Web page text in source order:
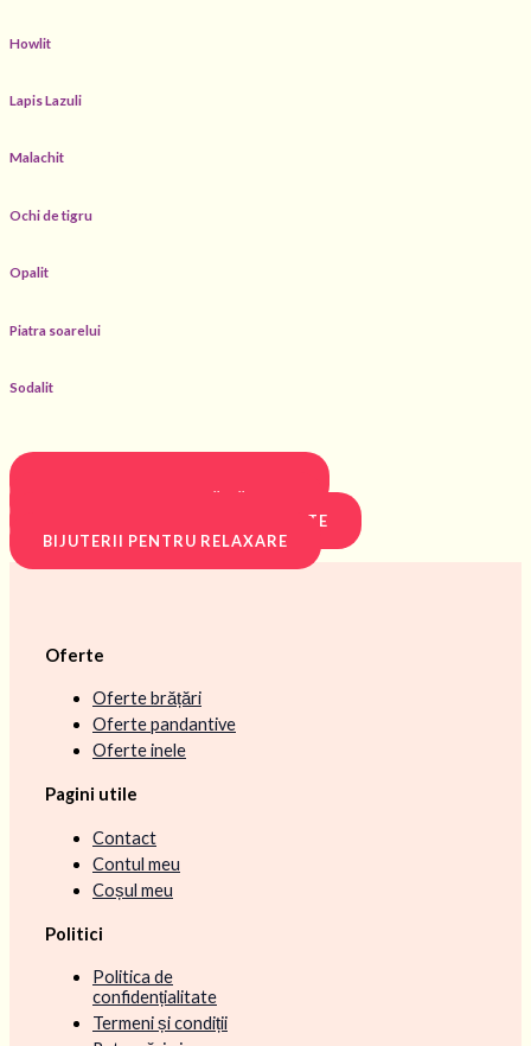
Howlit
Lapis Lazuli
Malachit
Ochi de tigru
Opalit
Piatra soarelui
Sodalit
BIJUTERII PENTRU PROSPERITATE
BIJUTERII PENTRU RELAXARE
Oferte
Oferte brățări
Oferte pandantive
Oferte inele
Pagini utile
Contact
Contul meu
Coșul meu
Politici
Politica de
confidențialitate
Termeni și condiții